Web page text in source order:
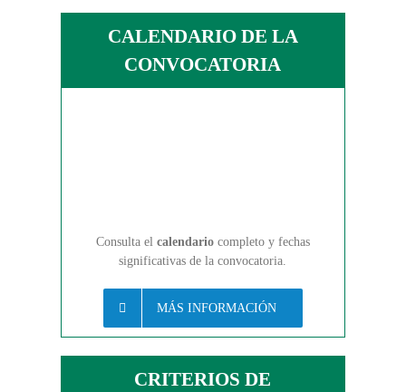
CALENDARIO DE LA
CONVOCATORIA
Consulta el calendariocompleto y fechas
significativas de la convocatoria.
MÁS INFORMACIÓN
CRITERIOS DE